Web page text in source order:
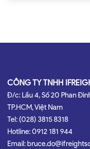
CÔNG TY TNHH
Đ/c: Lầu 4, Số 20 Phan
TP.HCM, Việt Nam
Tel: (028) 3815 8318
Hotline: 0912 181 944
Email: